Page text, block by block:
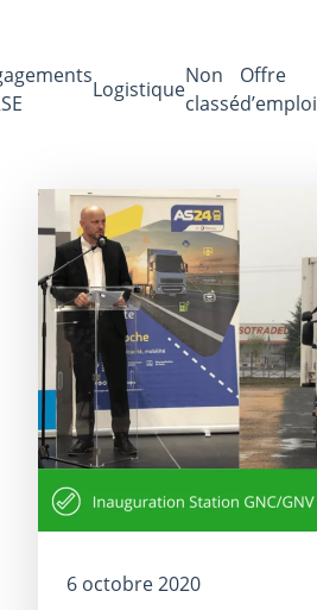
Logistique
Non
classé
Offre
d’emploi
6 octobre 2020